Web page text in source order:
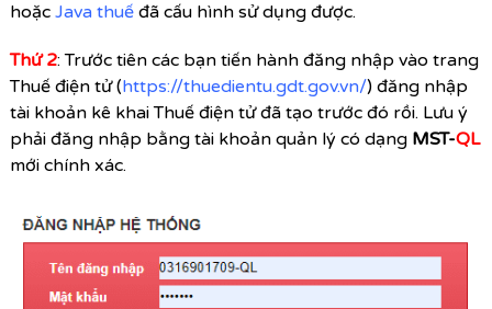
hoặc Java thuếđã cấu hình sử dụng được.
Thứ 2: Trước tiên các bạn tiến hành đăng nhập vào trang
Thuế điện tử (https://thuedientu.gdt.gov.vn/) đăng nhập
tài khoản kê khai Thuế điện tử đã tạo trước đó rồi. Lưu ý
phải đăng nhập bằng tài khoản quản lý có dạng MST-QL
mới chính xác.